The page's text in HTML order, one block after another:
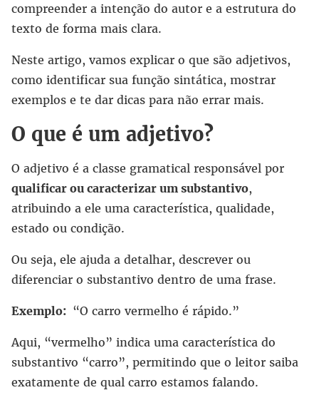
compreender a intenção do autor e a estrutura do
texto de forma mais clara.
Neste artigo, vamos explicar o que são adjetivos,
como identificar sua função sintática, mostrar
exemplos e te dar dicas para não errar mais.
O que é um adjetivo?
O adjetivo é a classe gramatical responsável por
qualificar ou caracterizar um substantivo,
atribuindo a ele uma característica, qualidade,
estado ou condição.
Ou seja, ele ajuda a detalhar, descrever ou
diferenciar o substantivo dentro de uma frase.
Exemplo: “O carro vermelho é rápido.”
Aqui, “vermelho” indica uma característica do
substantivo “carro”, permitindo que o leitor saiba
exatamente de qual carro estamos falando.